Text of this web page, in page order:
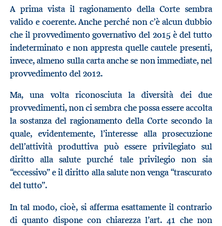
A prima vista il ragionamento della Corte sembra
valido e coerente. Anche perché non c’è alcun dubbio
che il provvedimento governativo del 2015 è del tutto
indeterminato e non appresta quelle cautele presenti,
invece, almeno sulla carta anche se non immediate, nel
provvedimento del 2012.
Ma, una volta riconosciuta la diversità dei due
provvedimenti, non ci sembra che possa essere accolta
la sostanza del ragionamento della Corte secondo la
quale, evidentemente, l’interesse alla prosecuzione
dell’attività produttiva può essere privilegiato sul
diritto alla salute purché tale privilegio non sia
“eccessivo” e il diritto alla salute non venga “trascurato
del tutto”.
In tal modo, cioè, si afferma esattamente il contrario
di quanto dispone con chiarezza l’art. 41 che non